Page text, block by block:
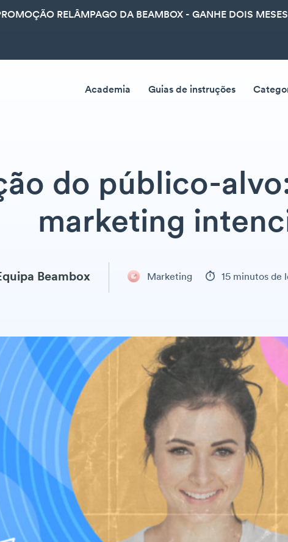
RELÂMPAGO DA BEAMBOX - GANHE DOIS
Academia Guias de instruções
do público-
marketing
Beambox Marketing 15 minutos de